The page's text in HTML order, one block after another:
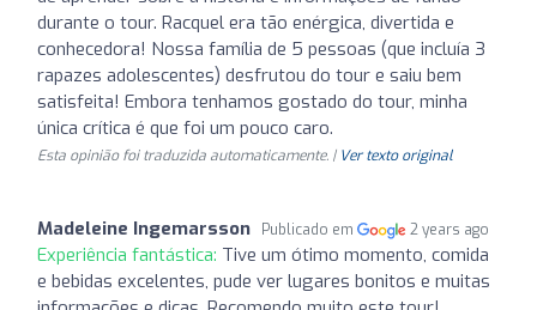
durante o tour. Racquel era tão enérgica, divertida e
conhecedora! Nossa família de 5 pessoas (que incluía 3
rapazes adolescentes) desfrutou do tour e saiu bem
satisfeita! Embora tenhamos gostado do tour, minha
única crítica é que foi um pouco caro.
Esta opinião foi traduzida automaticamente. | Ver texto original
Madeleine Ingemarsson Publicado em 2 years ago
Experiência fantástica: Tive um ótimo momento, comida
e bebidas excelentes, pude ver lugares bonitos e muitas